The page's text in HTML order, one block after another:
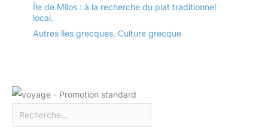
Île de Milos : à la recherche du plat traditionnel
local.
Autres îles grecques, Culture grecque